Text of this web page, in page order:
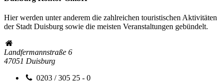
Hier werden unter anderem die zahlreichen touristischen Aktivitäten
der Stadt Duisburg sowie die meisten Veranstaltungen gebündelt.
Landfermannstraße 6
47051 Duisburg
0203 / 305 25 - 0